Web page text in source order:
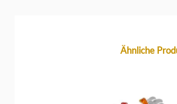
Produktgalerie überspringen
Ähnliche